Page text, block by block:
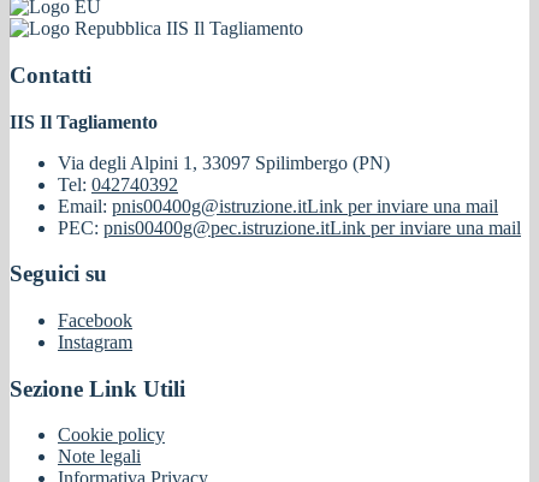
IIS Il Tagliamento
Contatti
IIS Il Tagliamento
Via degli Alpini 1, 33097 Spilimbergo (PN)
Tel: 042740392
Email: pnis00400g@istruzione.itLink per inviare una mail
PEC: pnis00400g@pec.istruzione.itLink per inviare una mail
Seguici su
Facebook
Instagram
Sezione Link Utili
Cookie policy
Note legali